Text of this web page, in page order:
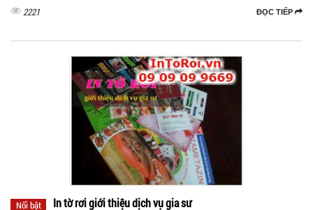
ĐỌC TIẾP
2221
Nổi bật In tờ rơi giới thiệu dịch vụ gia sư